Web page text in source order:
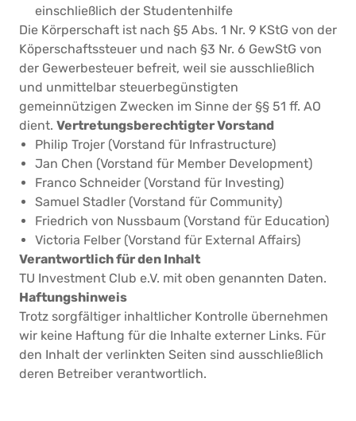
einschließlich der Studentenhilfe
Die Körperschaft ist nach §5 Abs. 1 Nr. 9 KStG von der
Köperschaftssteuer und nach §3 Nr. 6 GewStG von
der Gewerbesteuer befreit, weil sie ausschließlich
und unmittelbar steuerbegünstigten
gemeinnützigen Zwecken im Sinne der §§ 51 ff. AO
dient. Vertretungsberechtigter Vorstand
Philip Trojer (Vorstand für Infrastructure)
Jan Chen (Vorstand für Member Development)
Franco Schneider (Vorstand für Investing)
Samuel Stadler (Vorstand für Community)
Friedrich von Nussbaum (Vorstand für Education)
Victoria Felber (Vorstand für External Affairs)
Verantwortlich für den Inhalt
TU Investment Club e.V. mit oben genannten Daten.
Haftungshinweis
Trotz sorgfältiger inhaltlicher Kontrolle übernehmen
wir keine Haftung für die Inhalte externer Links. Für
den Inhalt der verlinkten Seiten sind ausschließlich
deren Betreiber verantwortlich.